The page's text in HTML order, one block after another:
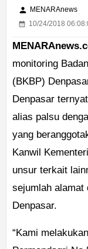
person MENARAnews
10/24/2018
monitoring
(BKBP)
Denpasar
alias palsu
yang
Kanwil
unsur terkait
sejumlah alamat
Denpasar.
“Kami